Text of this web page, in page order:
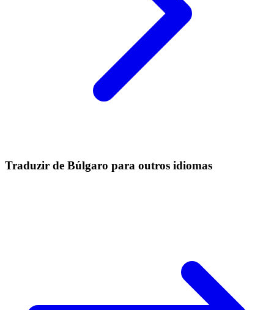
Traduzir de Búlgaro para outros idiomas